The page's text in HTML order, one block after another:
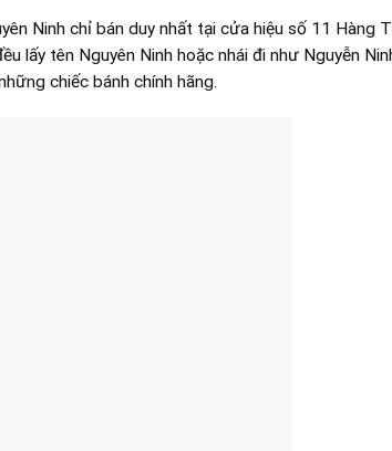
Ninh chỉ bán duy nhất tại cửa hiệu số 11 Hàng
lấy tên Nguyên Ninh hoặc nhái đi như Nguyễn
chiếc bánh chính hãng.